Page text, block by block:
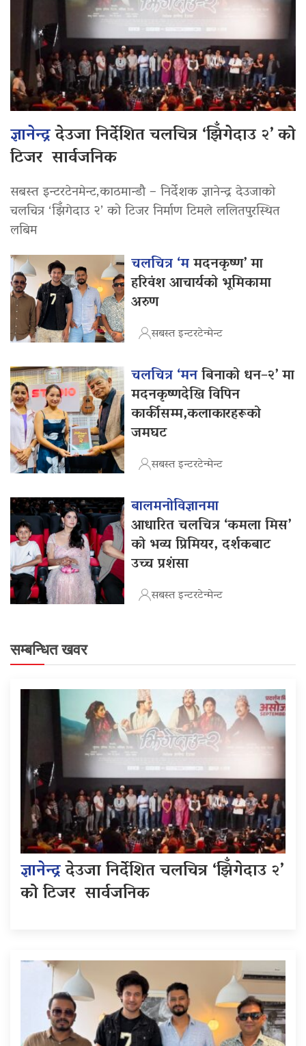
ज्ञानेन्द्रदेउजा निर्देशित चलचित्र ‘झिँगेदाउ २’ को
टिजर सार्वजनिक
सबस्त इन्टरटेनमेन्ट,काठमान्डौ – निर्देशक ज्ञानेन्द्र देउजाको
चलचित्र ‘झिँगेदाउ २’ को टिजर निर्माण टिमले ललितपुरस्थित
लबिम
चलचित्र ‘ममदनकृष्ण’ मा
हरिवंश आचार्यको भूमिकामा
अरुण
सबस्त इन्टरटेन्मेन्ट
चलचित्र ‘मनबिनाको धन–२’ मा
मदनकृष्णदेखि विपिन
कार्कीसम्म,कलाकारहरूको
जमघट
सबस्त इन्टरटेन्मेन्ट
बालमनोविज्ञानमा
आधारित चलचित्र ‘कमला मिस’
को भव्य प्रिमियर, दर्शकबाट
उच्च प्रशंसा
सबस्त इन्टरटेन्मेन्ट
सम्बन्धित खवर
ज्ञानेन्द्रदेउजा निर्देशित चलचित्र ‘झिँगेदाउ २’
को टिजर सार्वजनिक